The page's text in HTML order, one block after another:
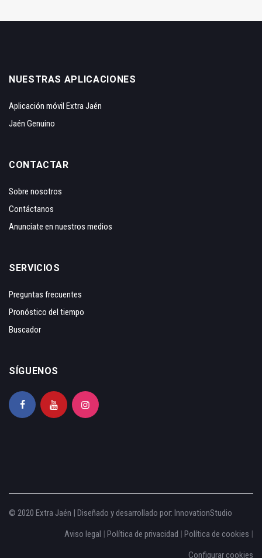
NUESTRAS APLICACIONES
Aplicación móvil Extra Jaén
Jaén Genuino
CONTACTAR
Sobre nosotros
Contáctanos
Anunciate en nuestros medios
SERVICIOS
Preguntas frecuentes
Pronóstico del tiempo
Buscador
SÍGUENOS
© 2020 Extra Jaén | Diseñado y desarrollado por: InnovationStudio
Aviso legal | Política de privacidad | Política de cookies |
Configurar cookies